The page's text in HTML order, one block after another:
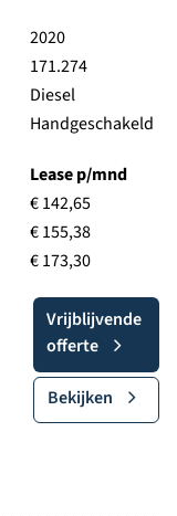
2020
171.274
Diesel
Handgeschakeld
Lease p/mnd
€ 142,65
€ 155,38
€ 173,30
Vrijblijvende
offerte
Bekijken